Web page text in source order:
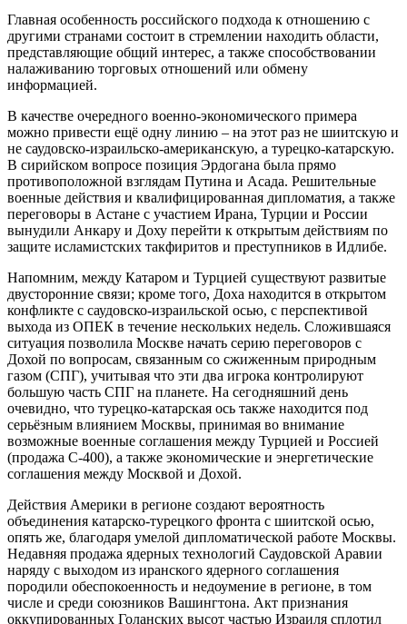
Главная особенность российского подхода к отношению с
другими странами состоит в стремлении находить области,
представляющие общий интерес, а также способствовании
налаживанию торговых отношений или обмену
информацией.
В качестве очередного военно-экономического примера
можно привести ещё одну линию – на этот раз не шиитскую и
не саудовско-израильско-американскую, а турецко-катарскую.
В сирийском вопросе позиция Эрдогана была прямо
противоположной взглядам Путина и Асада. Решительные
военные действия и квалифицированная дипломатия, а также
переговоры в Астане с участием Ирана, Турции и России
вынудили Анкару и Доху перейти к открытым действиям по
защите исламистских такфиритов и преступников в Идлибе.
Напомним, между Катаром и Турцией существуют развитые
двусторонние связи; кроме того, Доха находится в открытом
конфликте с саудовско-израильской осью, с перспективой
выхода из ОПЕК в течение нескольких недель. Сложившаяся
ситуация позволила Москве начать серию переговоров с
Дохой по вопросам, связанным со сжиженным природным
газом (СПГ), учитывая что эти два игрока контролируют
большую часть СПГ на планете. На сегодняшний день
очевидно, что турецко-катарская ось также находится под
серьёзным влиянием Москвы, принимая во внимание
возможные военные соглашения между Турцией и Россией
(продажа С-400), а также экономические и энергетические
соглашения между Москвой и Дохой.
Действия Америки в регионе создают вероятность
объединения катарско-турецкого фронта с шиитской осью,
опять же, благодаря умелой дипломатической работе Москвы.
Недавняя продажа ядерных технологий Саудовской Аравии
наряду с выходом из иранского ядерного соглашения
породили обеспокоенность и недоумение в регионе, в том
числе и среди союзников Вашингтона. Акт признания
оккупированных Голанских высот частью Израиля сплотил